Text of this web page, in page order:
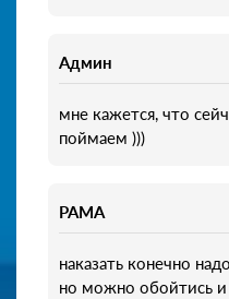
Админ
мне кажется, что
поймаем )))
РАМА
наказать конечно
но можно обойтись и